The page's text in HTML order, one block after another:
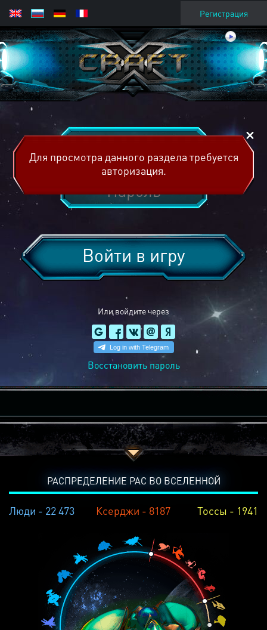
Регистрация
Или войдите через
Войти в игру
Восстановить пароль
Для просмотра данного раздела требуется
авторизация.
РАСПРЕДЕЛЕНИЕ РАС ВО ВСЕЛЕННОЙ
Люди - 22 473 Ксерджи - 8187 Тоссы - 1941